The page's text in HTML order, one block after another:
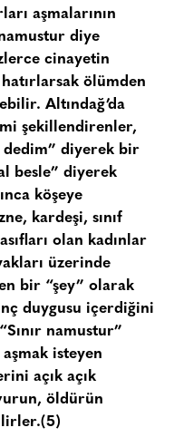
aşmalarının
diye
cinayetin
ölümden
Altındağ’da
şekillendirenler,
dedim” diyerek bir
besle” diyerek
köşeye
kardeşi, sınıf
olan kadınlar
üzerinde
bir “şey” olarak
duygusu içerdiğini
namustur”
aşmak isteyen
açık açık
öldürün